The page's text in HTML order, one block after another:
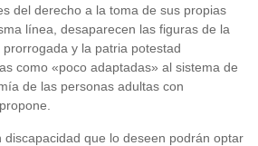
del derecho a la toma de sus propias
línea, desaparecen las figuras de la
y la patria potestad
como «poco adaptadas» al sistema de
de las personas adultas con
discapacidad que lo deseen podrán optar